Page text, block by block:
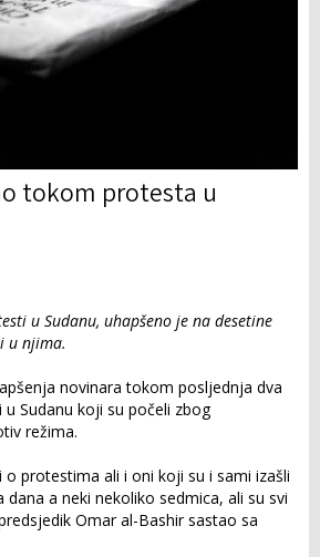
tokom protesta u
u Sudanu, uhapšeno je na desetine
u njima.
novinara tokom posljednja dva
Sudanu koji su počeli zbog
režima.
protestima ali i oni koji su i sami izašli
a neki nekoliko sedmica, ali su svi
Omar al-Bashir sastao sa